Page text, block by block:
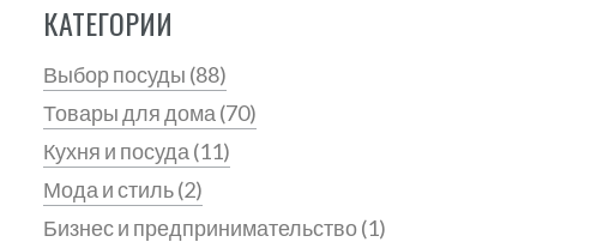
КАТЕГОРИИ
Выбор посуды (88)
Товары для дома (70)
Кухня и посуда (11)
Мода и стиль(2)
Бизнес и предпринимательство(1)